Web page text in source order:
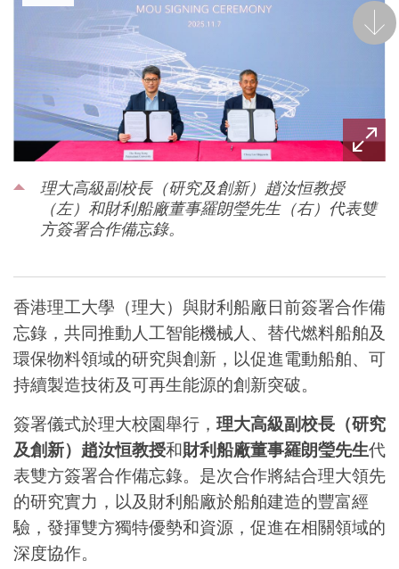
理大高級副校長（研究及創新）趙汝恒教授
（左）和財利船廠董事羅朗瑩先生（右）代表雙
方簽署合作備忘錄。
後一
香港理工大學（理大）與財利船廠日前簽署合作備
忘錄，共同推動人工智能機械人、替代燃料船舶及
環保物料領域的研究與創新，以促進電動船舶、可
持續製造技術及可再生能源的創新突破。
簽署儀式於理大校園舉行， 理大高級副校長（研究
及創新）趙汝恒教授和財利船廠董事羅朗瑩先生代
表雙方簽署合作備忘錄。是次合作將結合理大領先
的研究實力，以及財利船廠於船舶建造的豐富經
驗，發揮雙方獨特優勢和資源，促進在相關領域的
深度協作。